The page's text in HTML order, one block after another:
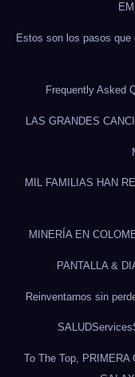
Estos son los pasos
Frequently Asked
LAS GRANDES
MIL FAMILIAS HAN
MINERÍA EN
PANTALLA &
Reinventarnos sin
SALUDServices
To The Top, PRIMERA